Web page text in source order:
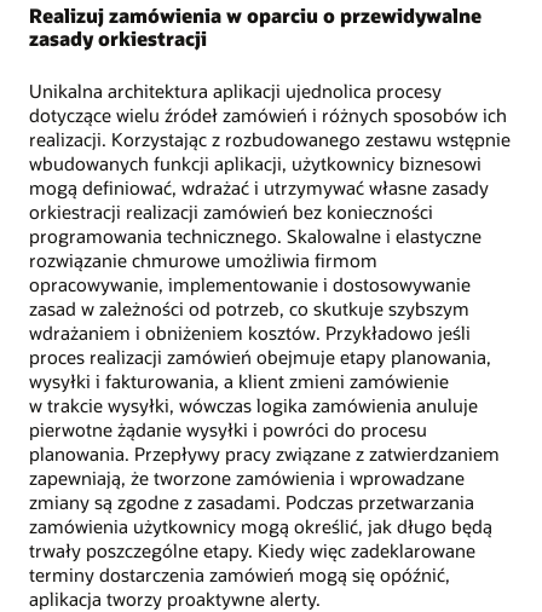
Realizuj zamówienia w oparciu o przewidywalne
zasady orkiestracji
Unikalna architektura aplikacji ujednolica procesy
dotyczące wielu źródeł zamówień i różnych sposobów ich
realizacji. Korzystając z rozbudowanego zestawu wstępnie
wbudowanych funkcji aplikacji, użytkownicy biznesowi
mogą definiować, wdrażać i utrzymywać własne zasady
orkiestracji realizacji zamówień bez konieczności
programowania technicznego. Skalowalne i elastyczne
rozwiązanie chmurowe umożliwia firmom
opracowywanie, implementowanie i dostosowywanie
zasad w zależności od potrzeb, co skutkuje szybszym
wdrażaniem i obniżeniem kosztów. Przykładowo jeśli
proces realizacji zamówień obejmuje etapy planowania,
wysyłki i fakturowania, a klient zmieni zamówienie
w trakcie wysyłki, wówczas logika zamówienia anuluje
pierwotne żądanie wysyłki i powróci do procesu
planowania. Przepływy pracy związane z zatwierdzaniem
zapewniają, że tworzone zamówienia i wprowadzane
zmiany są zgodne z zasadami. Podczas przetwarzania
zamówienia użytkownicy mogą określić, jak długo będą
trwały poszczególne etapy. Kiedy więc zadeklarowane
terminy dostarczenia zamówień mogą się opóźnić,
aplikacja tworzy proaktywne alerty.